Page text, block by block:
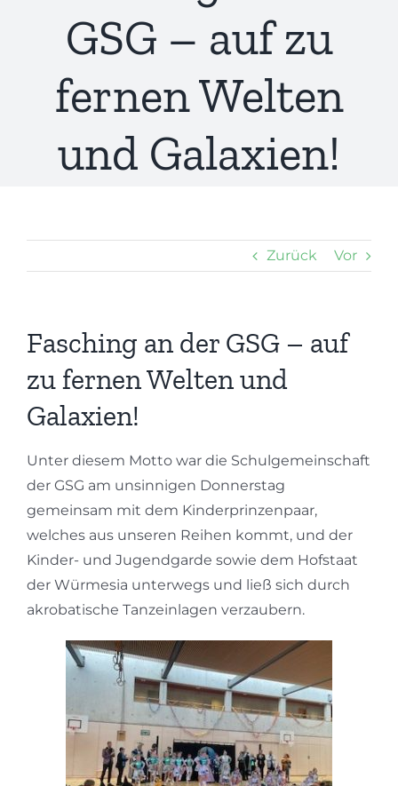
GSG – auf zu
fernen Welten
und Galaxien!
Zurück Vor
Fasching an der GSG – auf
zu fernen Welten und
Galaxien!
Unter diesem Motto war die Schulgemeinschaft
der GSG am unsinnigen Donnerstag
gemeinsam mit dem Kinderprinzenpaar,
welches aus unseren Reihen kommt, und der
Kinder- und Jugendgarde sowie dem Hofstaat
der Würmesia unterwegs und ließ sich durch
akrobatische Tanzeinlagen verzaubern.